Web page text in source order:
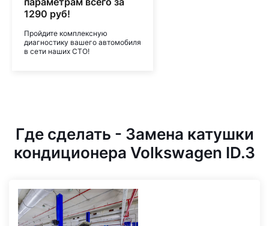
1290 руб!
Пройдите комплексную
диагностику вашего автомобиля
в сети наших СТО!
Где сделать - Замена катушки
кондиционера Volkswagen ID.3